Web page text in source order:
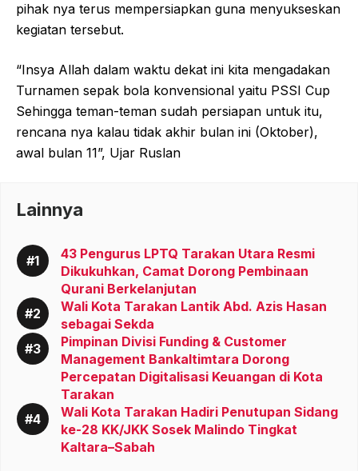
pihak nya terus mempersiapkan guna menyukseskan
kegiatan tersebut.
“Insya Allah dalam waktu dekat ini kita mengadakan
Turnamen sepak bola konvensional yaitu PSSI Cup
Sehingga teman-teman sudah persiapan untuk itu,
rencana nya kalau tidak akhir bulan ini (Oktober),
awal bulan 11”, Ujar Ruslan
Lainnya
43 Pengurus LPTQ Tarakan Utara Resmi
Dikukuhkan, Camat Dorong Pembinaan
Qurani Berkelanjutan
Wali Kota Tarakan Lantik Abd. Azis Hasan
sebagai Sekda
Pimpinan Divisi Funding & Customer
Management Bankaltimtara Dorong
Percepatan Digitalisasi Keuangan di Kota
Tarakan
Wali Kota Tarakan Hadiri Penutupan Sidang
ke-28 KK/JKK Sosek Malindo Tingkat
Kaltara–Sabah